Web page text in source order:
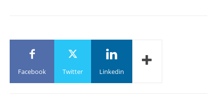
Facebook Twitter Linkedin